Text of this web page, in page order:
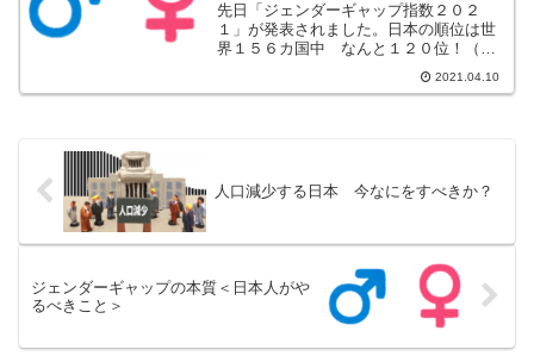
先日「ジェンダーギャップ指数２０２
１」が発表されました。日本の順位は世
界１５６カ国中 なんと１２０位！（前
年は１２１位）。先進国の中ではここ数
年間、最下位を独走中。またまた世界中
2021.04.10
人口減少する日本 今なにをすべきか？
ジェンダーギャップの本質＜日本人がや
るべきこと＞